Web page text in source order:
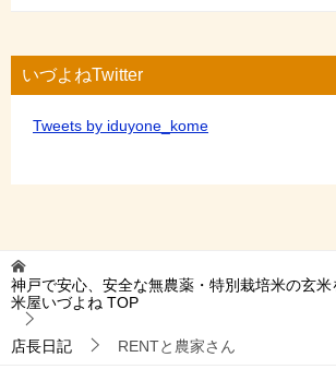
いづよねTwitter
Tweets by iduyone_kome
神戸で安心、安全な無農薬・特別栽培米の玄
米屋いづよね TOP
店長日記 RENTと農家さん